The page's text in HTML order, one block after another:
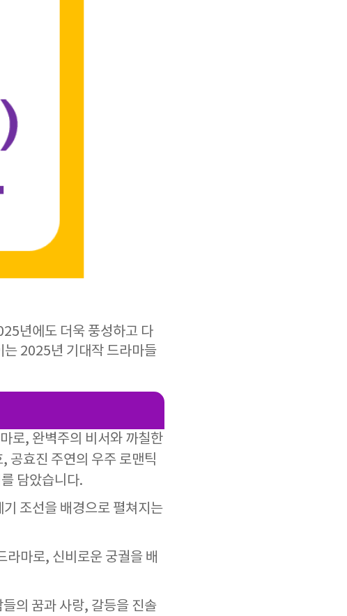
년에도 더욱 풍성하고 다
는 2025년 기대작 드라마들
로, 완벽주의 비서와 까칠한
공효진 주연의 우주 로맨틱
담았습니다.
조선을 배경으로 펼쳐지는
마로, 신비로운 궁궐을 배
의 꿈과 사랑, 갈등을 진솔